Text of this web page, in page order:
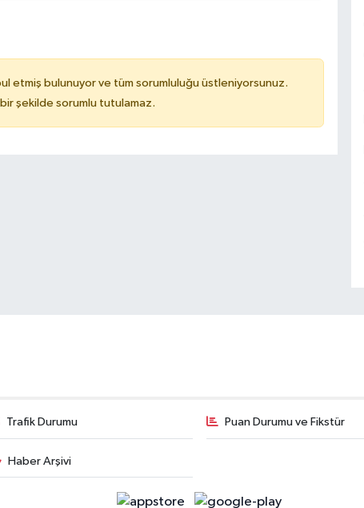
etmiş bulunuyor ve tüm sorumluluğu üstleniyorsunuz.
şekilde sorumlu tutulamaz.
Trafik Durumu Puan Durumu ve Fikstür
Haber Arşivi